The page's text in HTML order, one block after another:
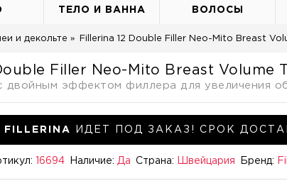
ТЕЛО И ВАННА ВОЛОСЫ
и декольте Fillerina 12 Double Filler Neo-Mito Breast
Filler Neo-Mito Breast Volume
двойным эффектом филлера для увеличения
FILLERINA ИДЕТ ПОД ЗАКАЗ! СРОК
16694 Наличие: Да Страна: Швейцария Бренд: